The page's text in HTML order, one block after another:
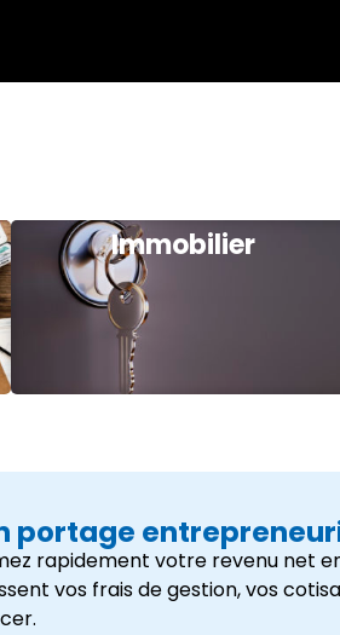
Immobilier
portage
rapidement votre revenu net
vos frais de gestion, vos